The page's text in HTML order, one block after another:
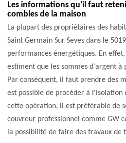
Les informations qu'il faut
combles de la maison
La plupart des propriétaires des
Saint Germain Sur Seves dans le
performances énergétiques. En
estiment que les sommes d'argent à
Par conséquent, il faut prendre des
est possible de procéder à l'isolation
cette opération, il est préférable de
couvreur professionnel comme GW
la possibilité de faire des travaux de